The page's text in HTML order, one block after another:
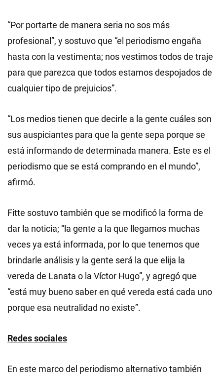
“Por portarte de manera seria no sos más
profesional”, y sostuvo que “el periodismo engaña
hasta con la vestimenta; nos vestimos todos de traje
para que parezca que todos estamos despojados de
cualquier tipo de prejuicios”.
“Los medios tienen que decirle a la gente cuáles son
sus auspiciantes para que la gente sepa porque se
está informando de determinada manera. Este es el
periodismo que se está comprando en el mundo”,
afirmó.
Fitte sostuvo también que se modificó la forma de
dar la noticia; “la gente a la que llegamos muchas
veces ya está informada, por lo que tenemos que
brindarle análisis y la gente será la que elija la
vereda de Lanata o la Víctor Hugo”, y agregó que
“está muy bueno saber en qué vereda está cada uno
porque esa neutralidad no existe”.
Redes sociales
En este marco del periodismo alternativo también